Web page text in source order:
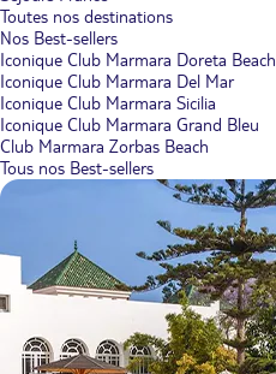
Toutes nos destinations
Nos Best-sellers
Iconique Club Marmara Doreta Beach
Iconique Club Marmara Del Mar
Iconique Club Marmara Sicilia
Iconique Club Marmara Grand Bleu
Club Marmara Zorbas Beach
Tous nos Best-sellers